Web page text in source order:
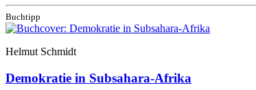
Buchtipp
Helmut Schmidt
Demokratie in Subsahara-Afrika